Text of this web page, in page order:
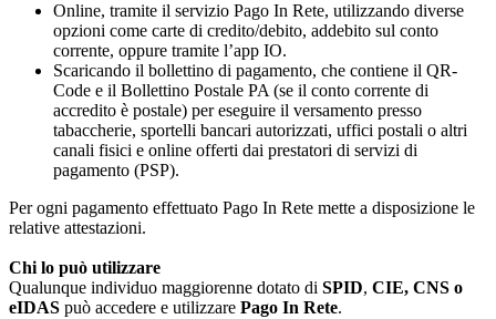
Online, tramite il servizio Pago In Rete, utilizzando diverse
opzioni come carte di credito/debito, addebito sul conto
corrente, oppure tramite l’app IO.
Scaricando il bollettino di pagamento, che contiene il QR-
Code e il Bollettino Postale PA (se il conto corrente di
accredito è postale) per eseguire il versamento presso
tabaccherie, sportelli bancari autorizzati, uffici postali o altri
canali fisici e online offerti dai prestatori di servizi di
pagamento (PSP).
Per ogni pagamento effettuato Pago In Rete mette a disposizione le
relative attestazioni.
Chi lo può utilizzare
Qualunque individuo maggiorenne dotato di SPID, CIE, CNS o
eIDAS può accedere e utilizzare Pago In Rete.